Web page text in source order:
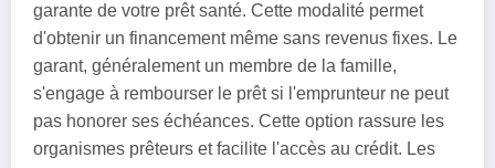
garante de votre prêt santé. Cette modalité permet
d'obtenir un financement même sans revenus fixes. Le
garant, généralement un membre de la famille,
s'engage à rembourser le prêt si l'emprunteur ne peut
pas honorer ses échéances. Cette option rassure les
organismes prêteurs et facilite l'accès au crédit. Les